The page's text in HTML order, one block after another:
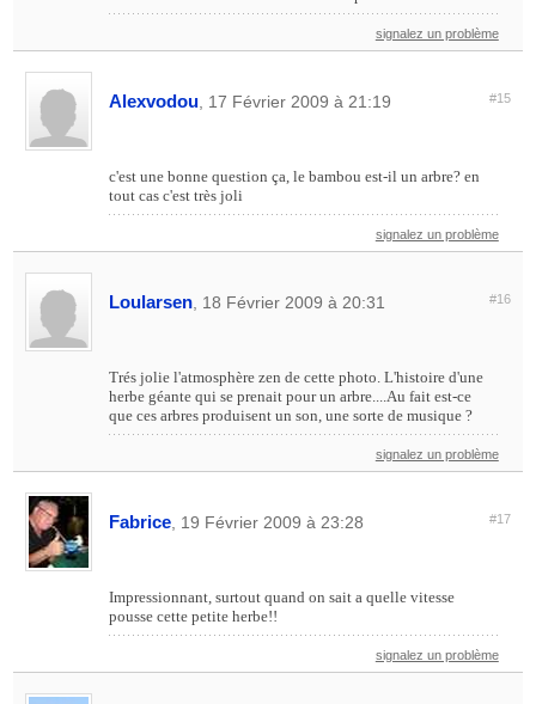
signalez un problème
Alexvodou, 17 Février 2009 à 21:19 #15
c'est une bonne question ça, le bambou est-il un arbre? en
tout cas c'est très joli
signalez un problème
Loularsen, 18 Février 2009 à 20:31 #16
Trés jolie l'atmosphère zen de cette photo. L'histoire d'une
herbe géante qui se prenait pour un arbre....Au fait est-ce
que ces arbres produisent un son, une sorte de musique ?
signalez un problème
Fabrice, 19 Février 2009 à 23:28 #17
Impressionnant, surtout quand on sait a quelle vitesse
pousse cette petite herbe!!
signalez un problème